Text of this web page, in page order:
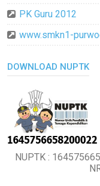
PK Guru 2012
www.smkn1-
DOWNLOAD NUPTK
NUPTK :